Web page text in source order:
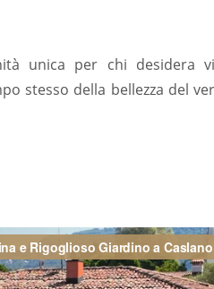
unica per chi desidera
stesso della bellezza del